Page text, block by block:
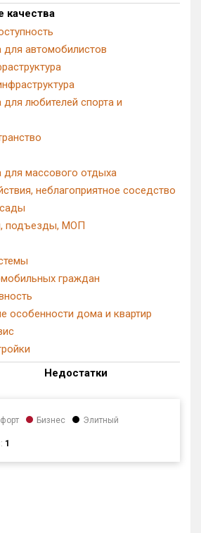
качества
для автомобилистов
для любителей спорта и
для массового отдыха
неблагоприятное соседство
подъезды, МОП
граждан
особенности дома и квартир
Недостатки
Бизнес
Элитный
1